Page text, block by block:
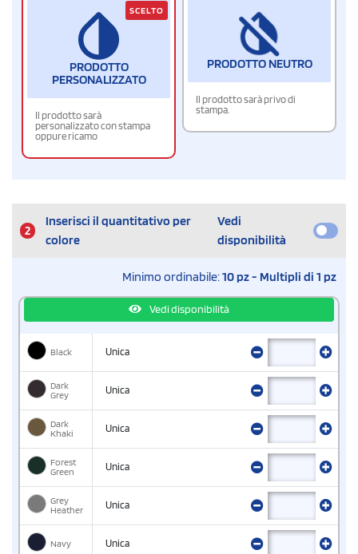
PRODOTTO
PERSONALIZZATO
Il prodotto sarà
personalizzato con stampa
oppure ricamo
SCELTO
PRODOTTO NEUTRO
Il prodotto sarà privo di
stampa.
2
Inserisci il quantitativo per
colore
Vedi
disponibilità
Minimo ordinabile:10 pz - Multipli di 1 pz
Vedi disponibilità
Black Unica
Dark
Grey
Unica
Dark
Khaki
Unica
Forest
Green
Unica
Grey
Heather
Unica
Navy Unica